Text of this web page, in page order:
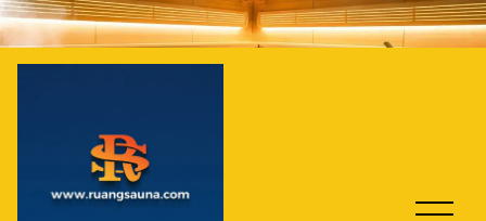
Skip
to
content